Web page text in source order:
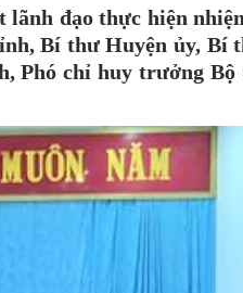
lãnh đạo thực hiện
Bí thư Huyện ủy,
Phó chỉ huy trưởng